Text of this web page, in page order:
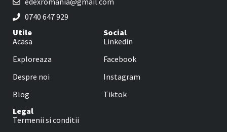
0740 647 929
Utile
Acasa
Exploreaza
Despre noi
Blog
Social
Linkedin
Facebook
Instagram
Tiktok
Legal
Termenii si conditii